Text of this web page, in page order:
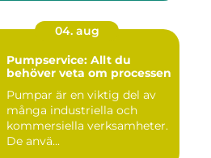
04. aug
Pumpservice: Allt du
behöver veta om processen
Pumpar är en viktig del av
många industriella och
kommersiella verksamheter.
De anvä...